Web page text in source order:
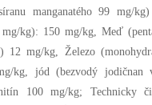
manganatého 99 mg/
kg): 150 mg/kg, Meď
mg/kg, Železo
kg, jód (bezvodý jodičnan
100 mg/kg; Technicky